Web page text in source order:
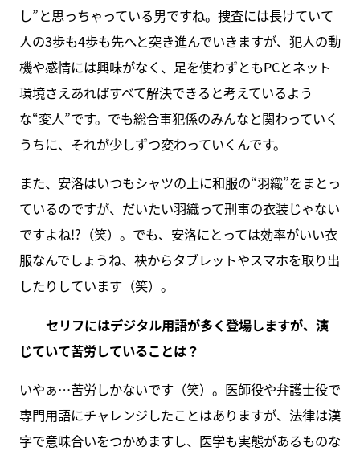
し”と思っちゃっている男ですね。捜査には長けていて
人の3歩も4歩も先へと突き進んでいきますが、犯人の動
機や感情には興味がなく、足を使わずともPCとネット
環境さえあればすべて解決できると考えているよう
な“変人”です。でも総合事犯係のみんなと関わっていく
うちに、それが少しずつ変わっていくんです。
また、安洛はいつもシャツの上に和服の“羽織”をまとっ
ているのですが、だいたい羽織って刑事の衣装じゃない
ですよね!?（笑）。でも、安洛にとっては効率がいい衣
服なんでしょうね、袂からタブレットやスマホを取り出
したりしています（笑）。
――セリフにはデジタル用語が多く登場しますが、演
じていて苦労していることは？
いやぁ…苦労しかないです（笑）。医師役や弁護士役で
専門用語にチャレンジしたことはありますが、法律は漢
字で意味合いをつかめますし、医学も実態があるものな